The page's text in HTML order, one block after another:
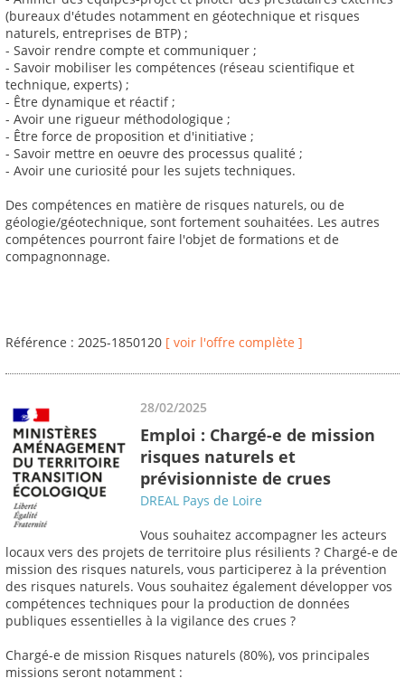
(bureaux d'études notamment en géotechnique et risques
naturels, entreprises de BTP) ;
- Savoir rendre compte et communiquer ;
- Savoir mobiliser les compétences (réseau scientifique et
technique, experts) ;
- Être dynamique et réactif ;
- Avoir une rigueur méthodologique ;
- Être force de proposition et d'initiative ;
- Savoir mettre en oeuvre des processus qualité ;
- Avoir une curiosité pour les sujets techniques.
Des compétences en matière de risques naturels, ou de
géologie/géotechnique, sont fortement souhaitées. Les autres
compétences pourront faire l'objet de formations et de
compagnonnage.
Référence : 2025-1850120 [ voir l'offre complète ]
28/02/2025
Emploi : Chargé-e de mission
risques naturels et
prévisionniste de crues
DREAL Pays de Loire
Vous souhaitez accompagner les acteurs
locaux vers des projets de territoire plus résilients ? Chargé-e de
mission des risques naturels, vous participerez à la prévention
des risques naturels. Vous souhaitez également développer vos
compétences techniques pour la production de données
publiques essentielles à la vigilance des crues ?
Chargé-e de mission Risques naturels (80%), vos principales
missions seront notamment :